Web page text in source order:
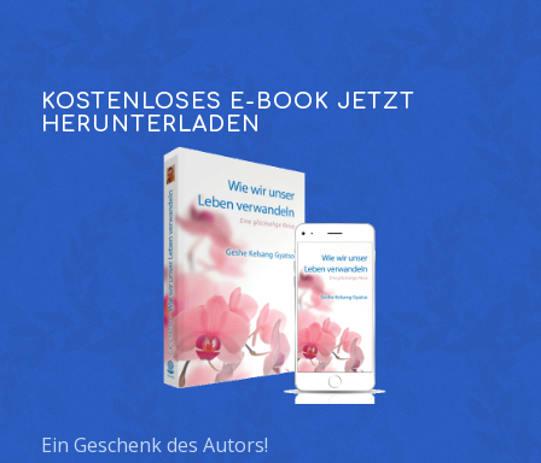
KOSTENLOSES E-BOOK JETZT
HERUNTERLADEN
Ein Geschenk des Autors!